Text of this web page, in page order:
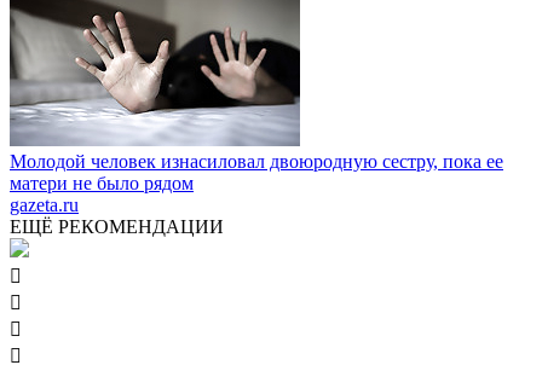
Молодой человек изнасиловал двоюродную сестру, пока ее
матери не было рядом
gazeta.ru
ЕЩЁ РЕКОМЕНДАЦИИ



